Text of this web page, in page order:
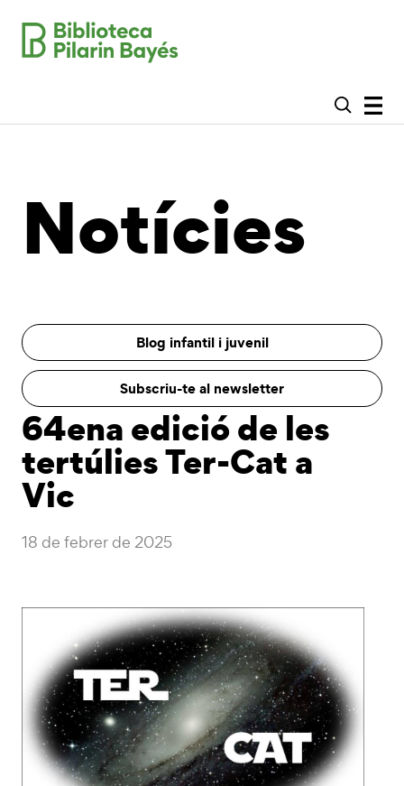
Notícies
Blog infantil i juvenil
Subscriu-te al newsletter
64ena edició de les
tertúlies Ter-Cat a
Vic
18 de febrer de 2025